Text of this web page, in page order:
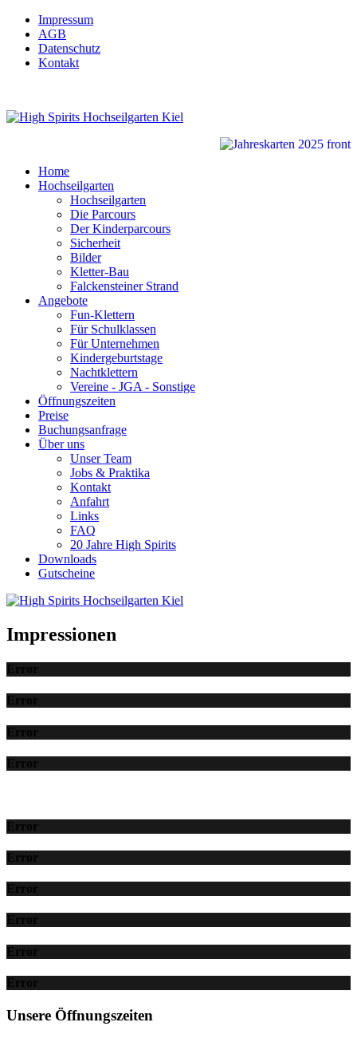
Impressum
AGB
Datenschutz
Kontakt
Home
Hochseilgarten
Hochseilgarten
Die Parcours
Der Kinderparcours
Sicherheit
Bilder
Kletter-Bau
Falckensteiner Strand
Angebote
Fun-Klettern
Für Schulklassen
Für Unternehmen
Kindergeburtstage
Nachtklettern
Vereine - JGA - Sonstige
Öffnungszeiten
Preise
Buchungsanfrage
Über uns
Unser Team
Jobs & Praktika
Kontakt
Anfahrt
Links
FAQ
20 Jahre High Spirits
Downloads
Gutscheine
Impressionen
Error
Error
Error
Error
Error
Error
Error
Error
Error
Error
Unsere Öffnungszeiten